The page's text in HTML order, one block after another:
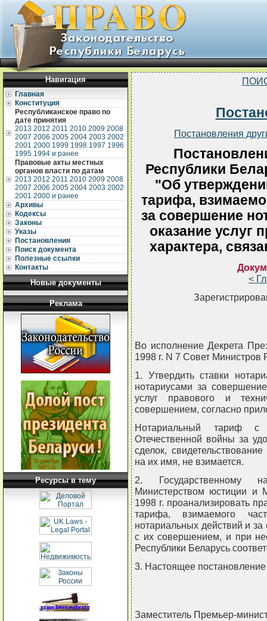
Навигация
Главная
Конституция
Республиканское право по
дате принятия
2013 2012 2011 2010 2009 2008
2007 2006 2005 2004 2003 2002
2001 2000 1999 1998 1997 1996
1995 1994 и ранее
Правовые акты местных
органов власти по датам
2013 2012 2011 2010 2009 2008
2007 2006 2005 2004 2003 2002
2001 2000 и ранее
Архивы
Кодексы
Законы
Указы
Постановления
Поиск документа
Полезные ссылки
Контакты
Новые документы
Реклама
Ресурсы в тему
Постановления
Республики
"Об
тарифа,
за совершение
оказание услуг
характера,
<
Во исполнение Декрета
1998 г. N 7 Совет
1. Утвердить ставки
нотариусами за
услуг правового и
совершением, согласно
Нотариальный тариф с
Отечественной войны за
сделок,
на их имя, не взимается.
2. Государственному
Министерством юстиции и
1998 г. проанализировать
тарифа, взимаемого
нотариальных действий и за
с их совершением, и при
Республики Беларусь
3. Настоящее постановление
Заместитель Премьер-